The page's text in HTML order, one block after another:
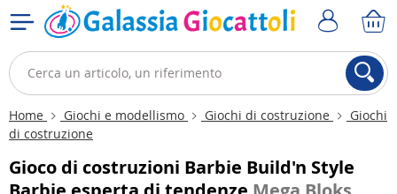
Home Giochi e modellismo Giochi di costruzione
Giochi
di costruzione
Gioco di costruzioni Barbie Build'n Style